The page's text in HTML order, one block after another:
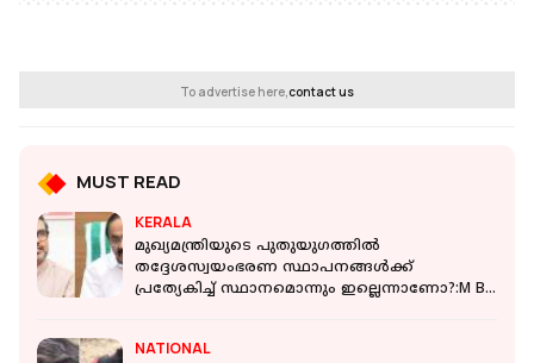
To advertise here,contact us
MUST READ
KERALA
മുഖ്യമന്ത്രിയുടെ പുതുയുഗത്തിൽ
തദ്ദേശസ്വയംഭരണ സ്ഥാപനങ്ങൾക്ക്
പ്രത്യേകിച്ച് സ്ഥാനമൊന്നും ഇല്ലെന്നാണോ?:M B
NATIONAL